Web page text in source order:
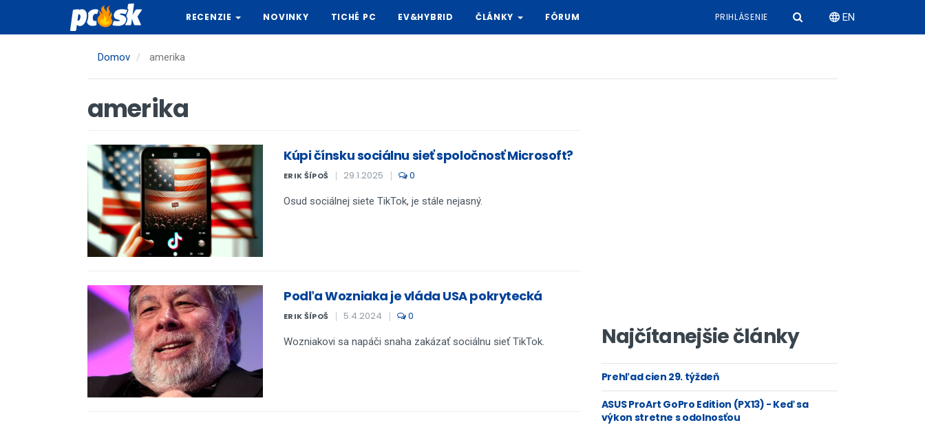
hlavný
RECENZIE NOVINKY TICHÉ PC EV&HYBRID ČLÁNKY FÓRUM PRIHLÁSENIE EN
Domov amerika
amerika
Kúpi čínsku sociálnu sieť spoločnosť Microsoft?
ERIK ŠÍPOŠ 29.1.2025 0
Osud sociálnej siete TikTok, je stále nejasný.
Podľa Wozniaka je vláda USA pokrytecká
ERIK ŠÍPOŠ 5.4.2024 0
Wozniakovi sa napáči snaha zakázať sociálnu sieť TikTok. Najčítanejšie články
Prehľad cien 29. týždeň
ASUS ProArt GoPro Edition (PX13) - Keď sa
výkon stretne s odolnosťou